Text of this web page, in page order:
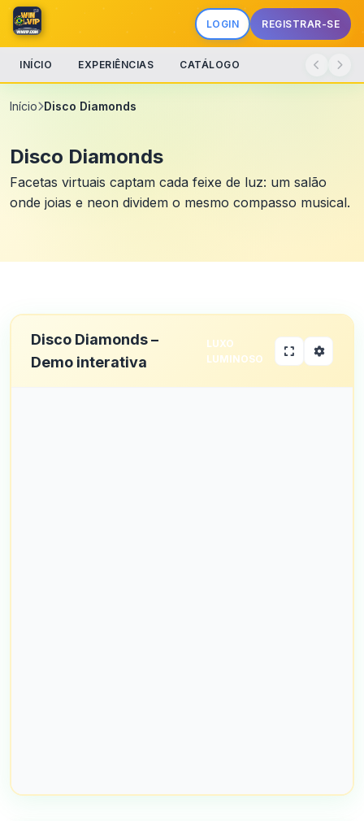
LOGIN REGISTRAR-SE
INÍCIO EXPERIÊNCIAS CATÁLOGO
Início Disco Diamonds
Disco Diamonds
Facetas virtuais captam cada feixe de luz: um salão
onde joias e neon dividem o mesmo compasso musical.
Disco Diamonds –
Demo interativa
LUXO
LUMINOSO